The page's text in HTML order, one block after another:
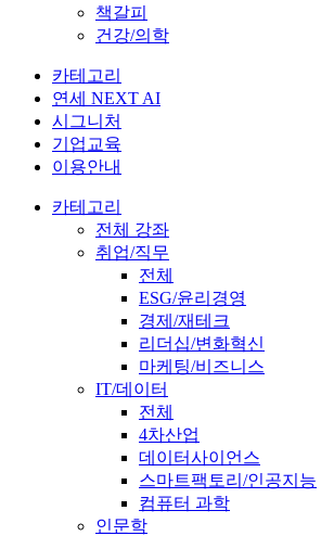
책갈피
건강/의학
카테고리
연세 NEXT AI
시그니처
기업교육
이용안내
카테고리
전체 강좌
취업/직무
전체
ESG/윤리경영
경제/재테크
리더십/변화혁신
마케팅/비즈니스
IT/데이터
전체
4차산업
데이터사이언스
스마트팩토리/인공지능
컴퓨터 과학
인문학